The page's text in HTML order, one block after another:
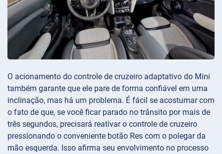
O acionamento do controle de cruzeiro adaptativo do Mini
também garante que ele pare de forma confiável em uma
inclinação, mas há um problema. É fácil se acostumar com
o fato de que, se você ficar parado no trânsito por mais de
três segundos, precisará reativar o controle de cruzeiro
pressionando o conveniente botão Res com o polegar da
mão esquerda. Isso afirma seu envolvimento no processo